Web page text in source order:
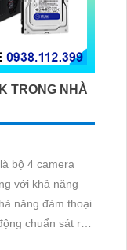
TRONG NHÀ
bộ 4 camera
với khả năng
năng đàm thoại
chuẩn sát rất